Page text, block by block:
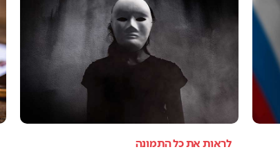
לראות את כל התמונה